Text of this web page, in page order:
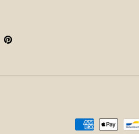
Pinterest
Betaalmethoden